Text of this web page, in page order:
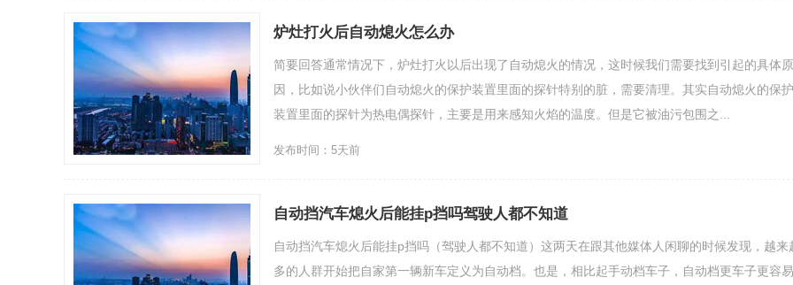
炉灶打火后自动熄火怎么办
简要回答通常情况下，炉灶打火以后出现了自动熄火的情况，这时候我们需要找到引起的具体原
因，比如说小伙伴们自动熄火的保护装置里面的探针特别的脏，需要清理。其实自动熄火的保护
装置里面的探针为热电偶探针，主要是用来感知火焰的温度。但是它被油污包围之...
发布时间：5天前
自动挡汽车熄火后能挂p挡吗驾驶人都不知道
自动挡汽车熄火后能挂p挡吗（驾驶人都不知道）这两天在跟其他媒体人闲聊的时候发现，越来
多的人群开始把自家第一辆新车定义为自动档。也是，相比起手动档车子，自动档更车子更容易